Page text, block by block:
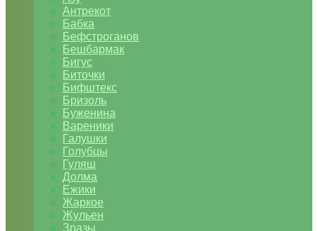
Антрекот
Бабка
Бефстроганов
Бешбармак
Бигус
Биточки
Бифштекс
Бризоль
Буженина
Вареники
Галушки
Голубцы
Гуляш
Долма
Ежики
Жаркое
Жульен
Зразы